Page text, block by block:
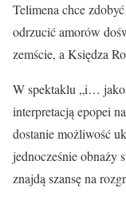
Telimena chce
odrzucić amorów
zemście, a Księdza
W spektaklu „i…
interpretacją epopei
dostanie możliwość
jednocześnie obnaży
znajdą szansę na